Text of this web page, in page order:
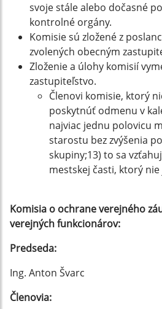
svoje stále alebo dočasné
kontrolné orgány.
Komisie sú zložené z
zvolených obecným
Zloženie a úlohy komisií
zastupiteľstvo.
Členovi komisie, ktorý
poskytnúť odmenu v
najviac jednu polovicu
starostu bez zvýšenia
skupiny;13) to sa
mestskej časti,
Komisia o ochrane verejného
verejných funkcionárov:
Predseda:
Ing. Anton Švarc
Členovia: